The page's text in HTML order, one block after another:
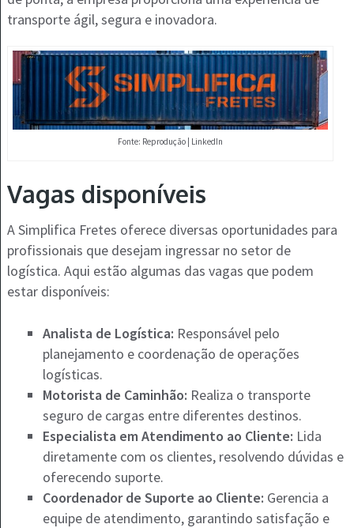
transporte ágil, segura e inovadora.
Fonte: Reprodução | LinkedIn
Vagas disponíveis
A Simplifica Fretes oferece diversas oportunidades para
profissionais que desejam ingressar no setor de
logística. Aqui estão algumas das vagas que podem
estar disponíveis:
Analista de Logística: Responsável pelo
planejamento e coordenação de operações
logísticas.
Motorista de Caminhão: Realiza o transporte
seguro de cargas entre diferentes destinos.
Especialista em Atendimento ao Cliente: Lida
diretamente com os clientes, resolvendo dúvidas e
oferecendo suporte.
Coordenador de Suporte ao Cliente: Gerencia a
equipe de atendimento, garantindo satisfação e